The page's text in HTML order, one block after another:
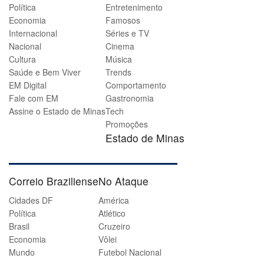
Política
Economia
Internacional
Nacional
Cultura
Saúde e Bem Viver
EM Digital
Fale com EM
Assine o Estado de Minas
Entretenimento
Famosos
Séries e TV
Cinema
Música
Trends
Comportamento
Gastronomia
Tech
Promoções
Estado de Minas
Correio Braziliense
Cidades DF
Política
Brasil
Economia
Mundo
No Ataque
América
Atlético
Cruzeiro
Vôlei
Futebol Nacional